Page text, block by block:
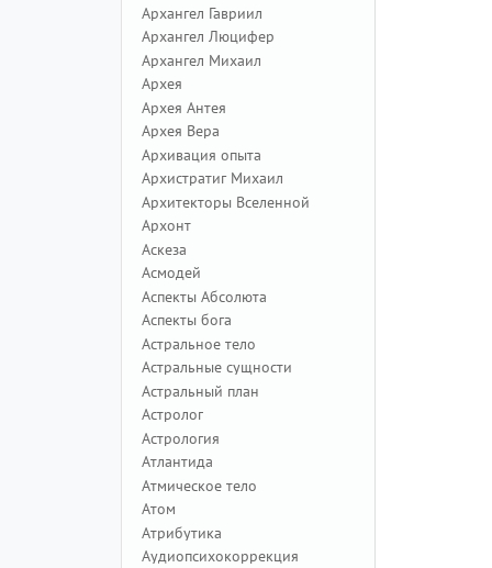
Архангел Гавриил
Архангел Люцифер
Архангел Михаил
Архея
Архея Антея
Архея Вера
Архивация опыта
Архистратиг Михаил
Архитекторы Вселенной
Архонт
Аскеза
Асмодей
Аспекты Абсолюта
Аспекты бога
Астральное тело
Астральные сущности
Астральный план
Астролог
Астрология
Атлантида
Атмическое тело
Атом
Атрибутика
Аудиопсихокоррекция